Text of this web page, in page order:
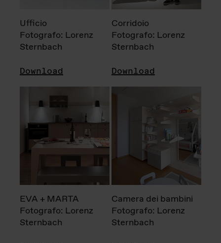
Ufficio
Fotografo: Lorenz
Sternbach
Download
Corridoio
Fotografo: Lorenz
Sternbach
Download
EVA + MARTA
Fotografo: Lorenz
Sternbach
Camera dei bambini
Fotografo: Lorenz
Sternbach